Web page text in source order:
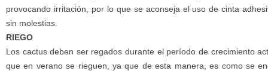
provocando irritación, por lo que se aconseja el uso de cinta
sin molestias.
RIEGO
Los cactus deben ser regados durante el período de crecimiento
que en verano se rieguen, ya que de esta manera, es como se